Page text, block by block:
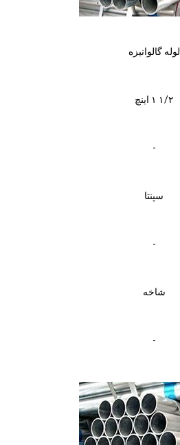
لوله گالوانیزه
۱/۲ ۱ اینچ
-
سپنتا
-
شاخه
-